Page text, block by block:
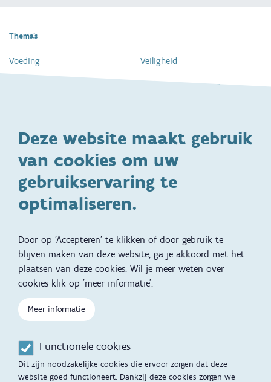
Deze website maakt gebruik
van cookies om uw
gebruikservaring te
optimaliseren.
Door op 'Accepteren' te klikken of door gebruik te
blijven maken van deze website, ga je akkoord met het
plaatsen van deze cookies. Wil je meer weten over
cookies klik op 'meer informatie'.
Meer informatie
Functionele cookies
Dit zijn noodzakelijke cookies die ervoor zorgen dat deze
website goed functioneert. Dankzij deze cookies zorgen we
Thema's
Voeding
Ontwikkeling en gedrag
Specifieke
ondersteuningsbehoefte
Zwangerschap en geboorte
Slapen
Veiligheid
Dagelijkse verzorging
Gezinsleven
Adoptie
Kinderwens
Voet
Kind en Gezin diensten
Aanbod tijdens de
zwangerschap
Opvoedingsondersteuning
Vertalingen
Mijn Opgroeien